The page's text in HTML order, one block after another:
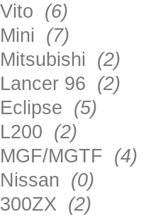
Vito (6)
Mini (7)
Mitsubishi (2)
Lancer 96 (2)
Eclipse (5)
L200 (2)
MGF/MGTF (4)
Nissan (0)
300ZX (2)